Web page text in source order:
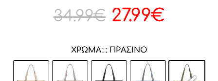
34.99€ 27.99€
ΧΡΏΜΑ : ΠΡΆΣΙΝΟ